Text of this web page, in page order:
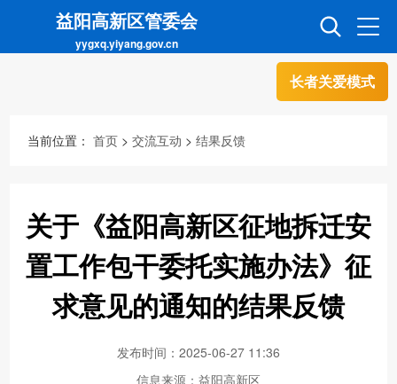
益阳高新区管委会
yygxq.yiyang.gov.cn
互动交流 政务超市
人才超市 金融超市
长者关爱模式
当前位置：首页 >交流互动 >结果反馈
关于《益阳高新区征地拆迁安
置工作包干委托实施办法》征
求意见的通知的结果反馈
发布时间：2025-06-27 11:36
信息来源：益阳高新区